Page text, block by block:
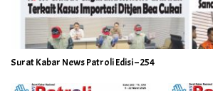
Surat Kabar News Patroli Edisi – 254